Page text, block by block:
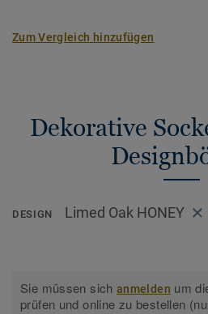
Zum Vergleich hinzufügen
Dekorative
DESIGN Limed Oak HONEY
Sie müssen sichanmelden um
prüfen und online zu bestellen